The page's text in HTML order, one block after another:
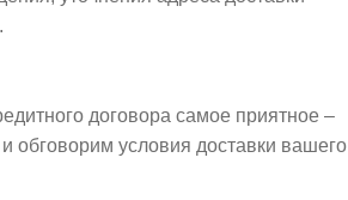
договора самое приятное –
обговорим условия доставки вашего